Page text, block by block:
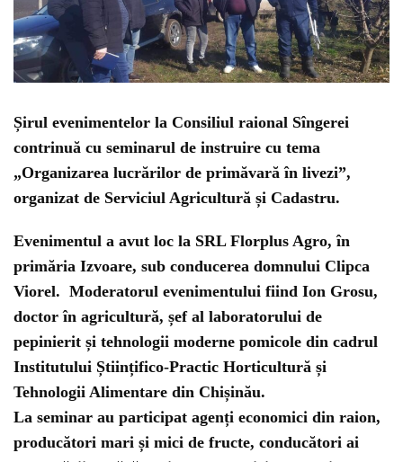
Șirul evenimentelor la Consiliul raional Sîngerei
contrinuă cu seminarul de instruire cu tema
„Organizarea lucrărilor de primăvară în livezi”,
organizat de Serviciul Agricultură și Cadastru.
Evenimentul a avut loc la SRL Florplus Agro, în
primăria Izvoare, sub conducerea domnului Clipca
Viorel. Moderatorul evenimentului fiind Ion Grosu,
doctor în agricultură, șef al laboratorului de
pepinierit și tehnologii moderne pomicole din cadrul
Institutului Științifico-Practic Horticultură și
Tehnologii Alimentare din Chișinău.
La seminar au participat agenți economici din raion,
producători mari și mici de fructe, conducători ai